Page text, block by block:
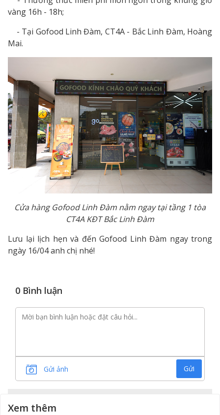
vàng 16h - 18h;
- Tại Gofood Linh Đàm, CT4A - Bắc Linh Đàm, Hoàng
Mai.
Cửa hàng Gofood Linh Đàm nằm ngay tại tầng 1 tòa
CT4A KĐT Bắc Linh Đàm
Lưu lại lịch hẹn và đến Gofood Linh Đàm ngay trong
ngày 16/04 anh chị nhé!
0 Bình luận
Gửi ảnh Gửi
Xem thêm